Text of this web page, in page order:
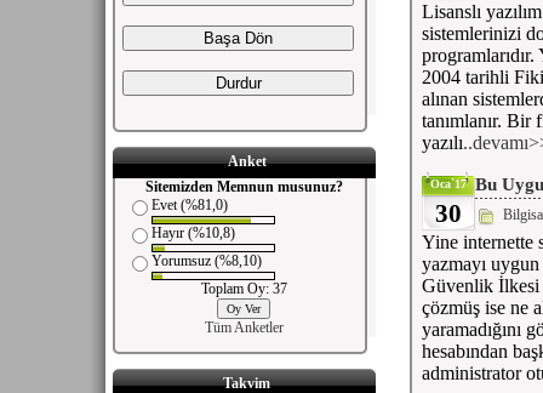
Anket
Sitemizden Memnun musunuz?
Evet (%81,0)
Hayır (%10,8)
Yorumsuz (%8,10)
Toplam Oy: 37
Tüm Anketler
Takvim
Lisanslı
sistemlerinizi
2004 tarihli
alınan
tanımlanır. Bir
yazılı
Oca`17
30
Bu
Yine internette
yazmayı
Güvenlik İlkesi
çözmüş ise ne
yaramadığını
hesabından
administrator